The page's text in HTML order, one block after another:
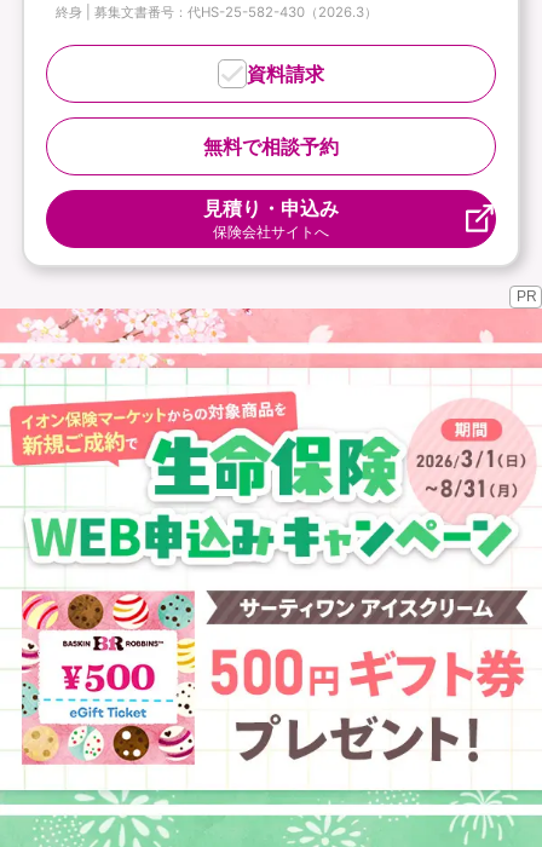
終身 | 募集文書番号：代HS-25-582-430（2026.3）
無料で相談予約
資料請求
見積り・申込み
保険会社サイトへ
PR